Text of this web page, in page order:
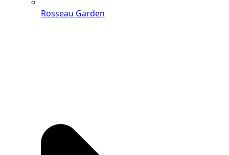
Rosseau Garden